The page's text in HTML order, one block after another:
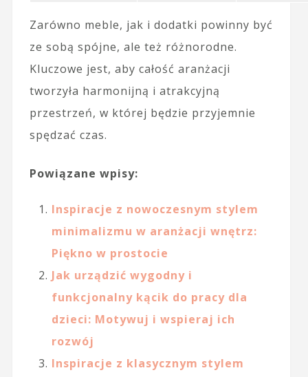
Zarówno meble, jak i dodatki powinny być
ze sobą spójne, ale też różnorodne.
Kluczowe jest, aby całość aranżacji
tworzyła harmonijną i atrakcyjną
przestrzeń, w której będzie przyjemnie
spędzać czas.
Powiązane wpisy:
Inspiracje z nowoczesnym stylem
minimalizmu w aranżacji wnętrz:
Piękno w prostocie
Jak urządzić wygodny i
funkcjonalny kącik do pracy dla
dzieci: Motywuj i wspieraj ich
rozwój
Inspiracje z klasycznym stylem